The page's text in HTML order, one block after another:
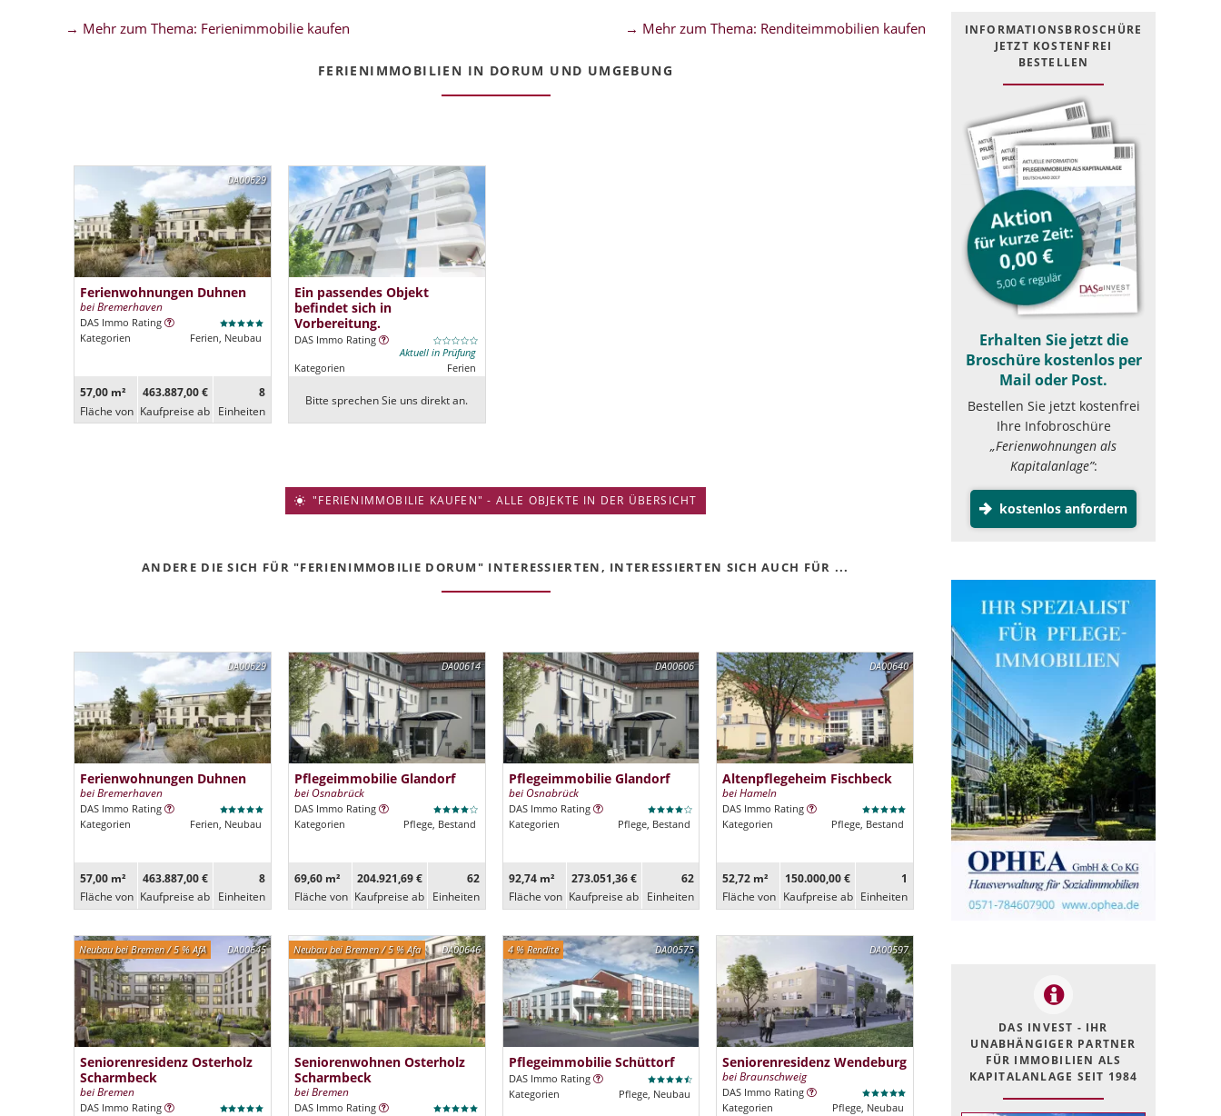
→ Mehr zum Thema: Ferienimmobilie kaufen → Mehr zum Thema: Renditeimmobilien kaufen
FERIENIMMOBILIEN IN DORUM UND UMGEBUNG
DA00629
Ferienwohnungen Duhnen
bei Bremerhaven
DAS Immo Rating
Kategorien
Ferien, Neubau
57,00 m²
Fläche von
463.887,00 €
Kaufpreise ab
8
Ein­heiten
Ein passendes Objekt
befindet sich in
Vorbereitung.
DAS Immo Rating
Aktuell in Prüfung
Kategorien
Ferien
Bitte sprechen Sie uns direkt an.
"FERIENIMMOBILIE KAUFEN" - ALLE OBJEKTE IN DER ÜBERSICHT
ANDERE DIE SICH FÜR "FERIENIMMOBILIE DORUM" INTERESSIERTEN, INTERESSIERTEN SICH AUCH FÜR ...
DA00629
Ferienwohnungen Duhnen
bei Bremerhaven
DAS Immo Rating
Kategorien
Ferien, Neubau
57,00 m²
Fläche von
463.887,00 €
Kaufpreise ab
8
Ein­heiten
DA00614
Pflegeimmobilie Glandorf
bei Osnabrück
DAS Immo Rating
Kategorien
Pflege, Bestand
69,60 m²
Fläche von
204.921,69 €
Kaufpreise ab
62
Ein­heiten
DA00606
Pflegeimmobilie Glandorf
bei Osnabrück
DAS Immo Rating
Kategorien
Pflege, Bestand
92,74 m²
Fläche von
273.051,36 €
Kaufpreise ab
62
Ein­heiten
DA00640
Altenpflegeheim Fischbeck
bei Hameln
DAS Immo Rating
Kategorien
Pflege, Bestand
52,72 m²
Fläche von
150.000,00 €
Kaufpreise ab
1
Ein­heiten
DA00645
Neubau bei Bremen / 5 % AfA
Seniorenresidenz Osterholz
Scharmbeck
bei Bremen
DAS Immo Rating
DA00646
Neubau bei Bremen / 5 % Afa
Seniorenwohnen Osterholz
Scharmbeck
bei Bremen
DAS Immo Rating
DA00575
4 % Rendite
Pflegeimmobilie Schüttorf
DAS Immo Rating
Kategorien
Pflege, Neubau
DA00597
Seniorenresidenz Wendeburg
bei Braunschweig
DAS Immo Rating
Kategorien
Pflege, Neubau
INFOR­MATIONS­BROSCHÜRE
JETZT KOSTEN­FREI
BESTELLEN
Erhalten Sie jetzt die
Broschüre kostenlos per
Mail oder Post.
Bestellen Sie jetzt kostenfrei
Ihre Infobroschüre
„Ferienwohnungen als
Kapitalanlage”:
kostenlos anfordern
DAS INVEST - IHR
UNABHÄNGIGER PARTNER
FÜR IMMOBILIEN ALS
KAPITALANLAGE SEIT 1984